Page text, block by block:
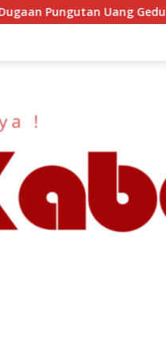
Anggota Komite SMAN 1